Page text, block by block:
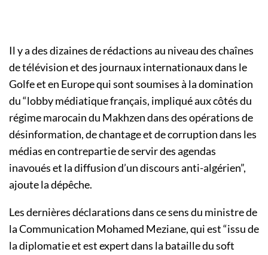
Il y a des dizaines de rédactions au niveau des chaînes
de télévision et des journaux internationaux dans le
Golfe et en Europe qui sont soumises à la domination
du “lobby médiatique français, impliqué aux côtés du
régime marocain du Makhzen dans des opérations de
désinformation, de chantage et de corruption dans les
médias en contrepartie de servir des agendas
inavoués et la diffusion d’un discours anti-algérien”,
ajoute la dépêche.
Les dernières déclarations dans ce sens du ministre de
la Communication Mohamed Meziane, qui est “issu de
la diplomatie et est expert dans la bataille du soft